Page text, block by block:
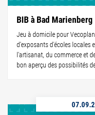
BIB à Bad Marienberg
Jeu à domicile pour
d'exposants d'écoles locales
l'artisanat, du commerce et
bon aperçu des possibilités